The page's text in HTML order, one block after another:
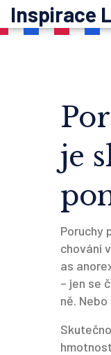
je
Poruchy
chování
as
– jen se
ně.